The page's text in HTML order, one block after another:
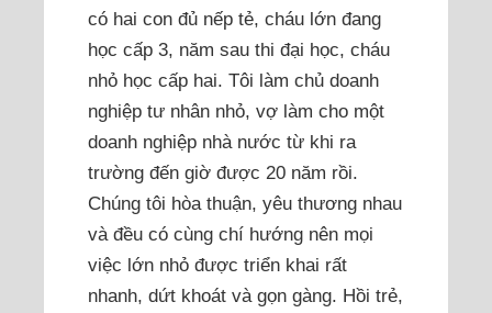
có hai con đủ nếp tẻ, cháu lớn đang
học cấp 3, năm sau thi đại học, cháu
nhỏ học cấp hai. Tôi làm chủ doanh
nghiệp tư nhân nhỏ, vợ làm cho một
doanh nghiệp nhà nước từ khi ra
trường đến giờ được 20 năm rồi.
Chúng tôi hòa thuận, yêu thương nhau
và đều có cùng chí hướng nên mọi
việc lớn nhỏ được triển khai rất
nhanh, dứt khoát và gọn gàng. Hồi trẻ,